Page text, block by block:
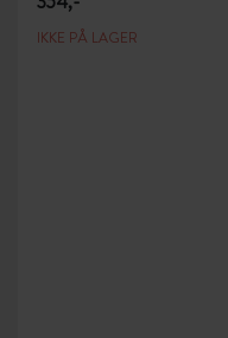
IKKE PÅ LAGER